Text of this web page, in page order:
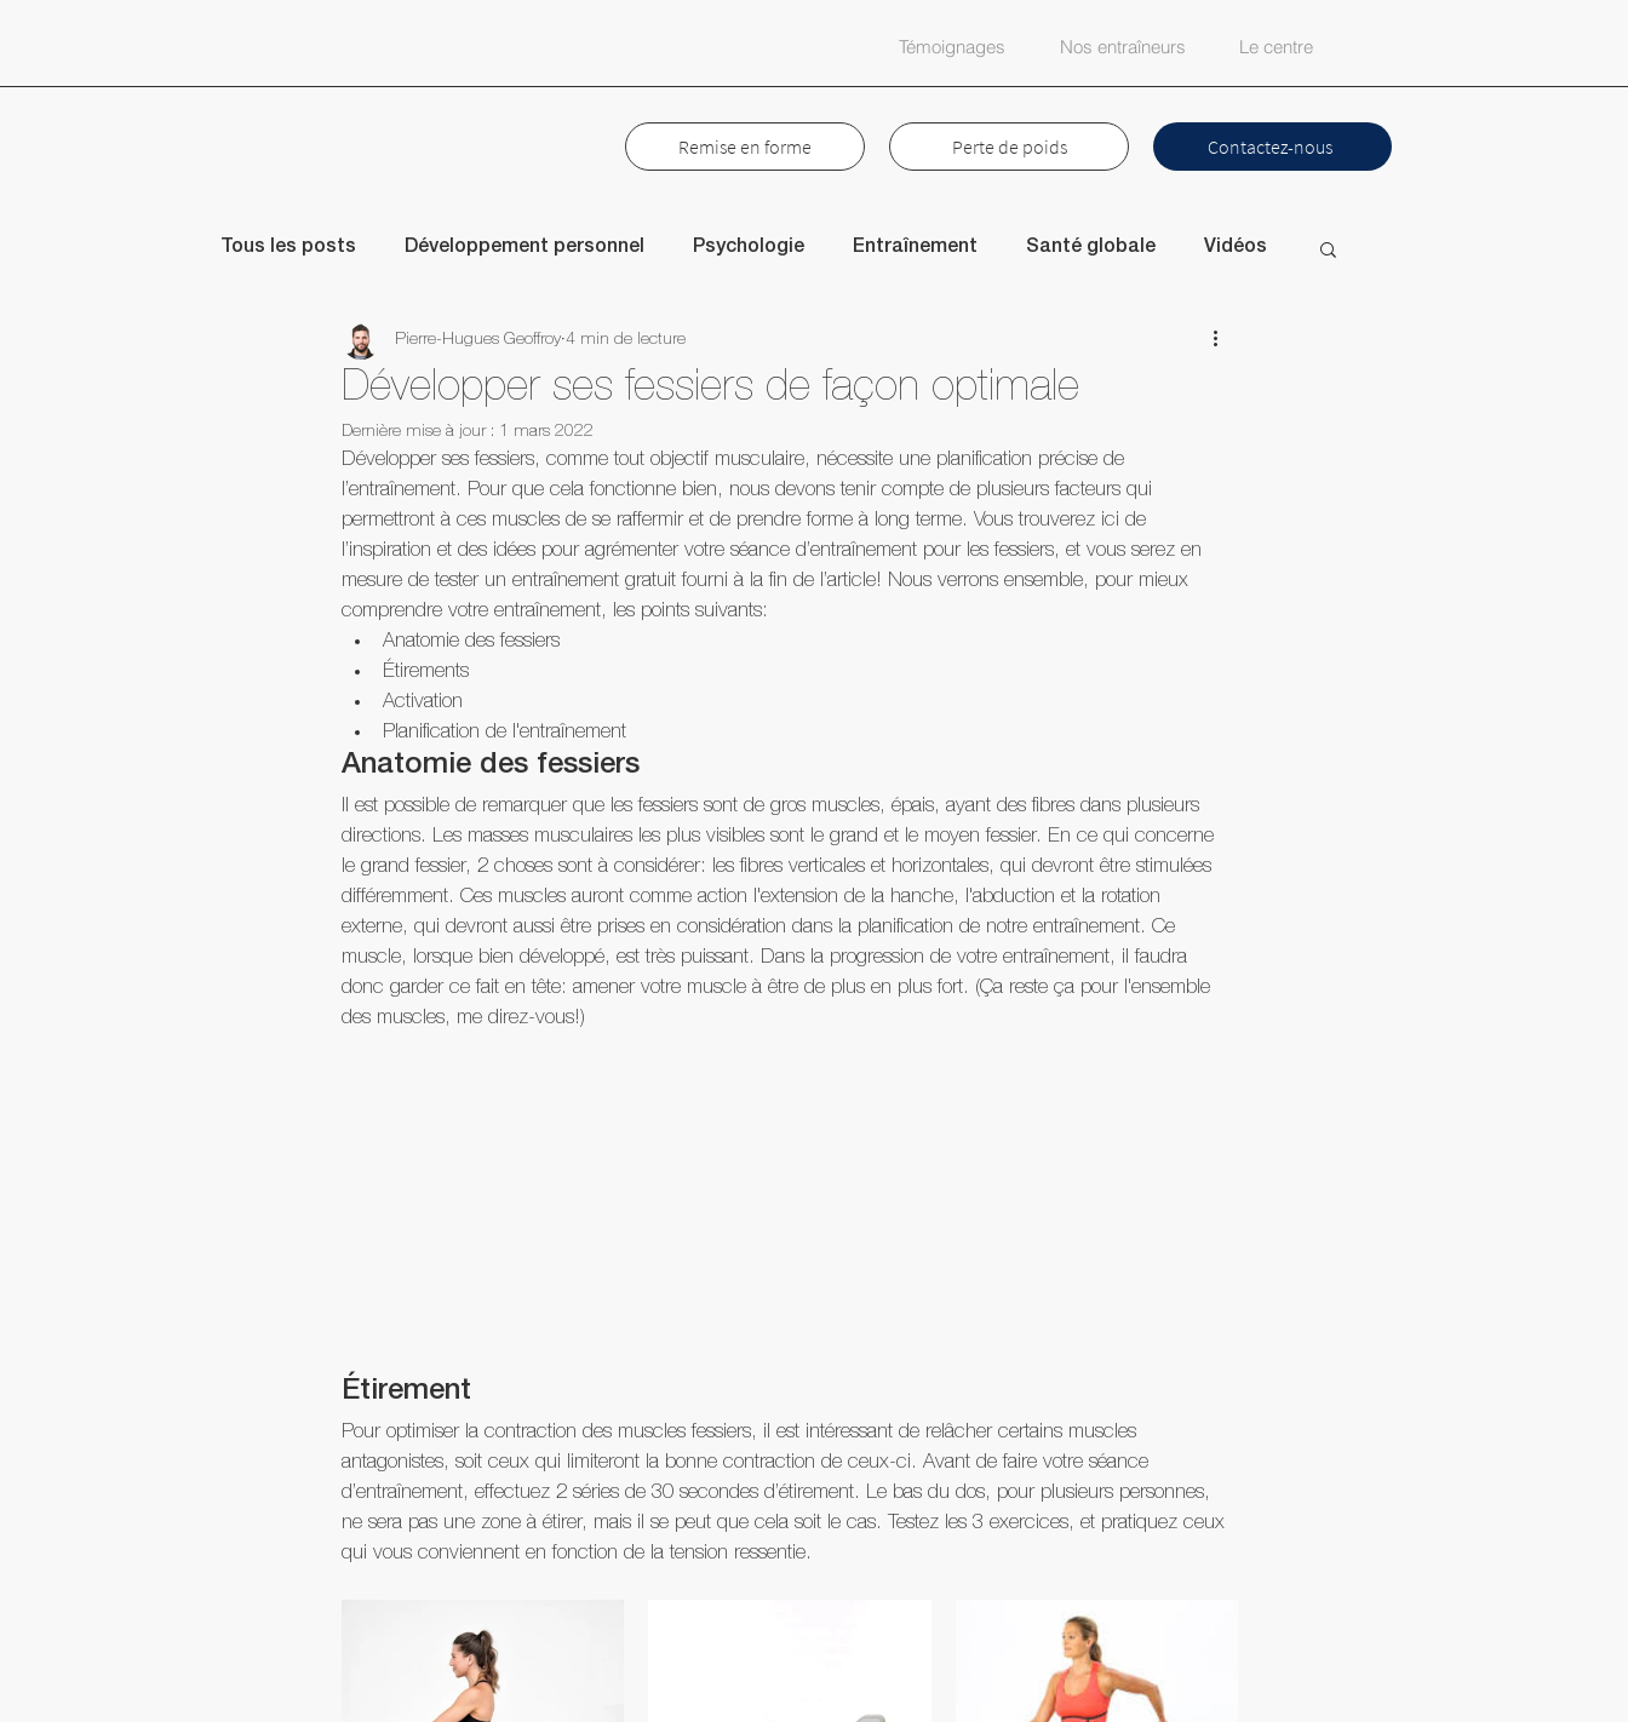
Témoignages Nos entraîneurs Le centre
Remise en forme Perte de poids Contactez-nous
Tous les posts Développement personnel Psychologie Entraînement Santé globale Vidéos
Articles Motivation Perte de poids
Facebook Live Pierre-Hugues Style de vie
Développer ses fessiers de façon optimale
Pierre-Hugues Geoffroy 4 min de lecture
Dernière mise à jour : 1 mars 2022
Développer ses fessiers, comme tout objectif musculaire, nécessite une planification précise de
l’entraînement. Pour que cela fonctionne bien, nous devons tenir compte de plusieurs facteurs qui
permettront à ces muscles de se raffermir et de prendre forme à long terme. Vous trouverez ici de
l’inspiration et des idées pour agrémenter votre séance d’entraînement pour les fessiers, et vous serez en
mesure de tester un entraînement gratuit fourni à la fin de l’article! Nous verrons ensemble, pour mieux
comprendre votre entraînement, les points suivants:
Anatomie des fessiers
Étirements
Activation
Planification de l'entraînement
Anatomie des fessiers
Il est possible de remarquer que les fessiers sont de gros muscles, épais, ayant des fibres dans plusieurs
directions. Les masses musculaires les plus visibles sont le grand et le moyen fessier. En ce qui concerne
le grand fessier, 2 choses sont à considérer: les fibres verticales et horizontales, qui devront être stimulées
différemment. Ces muscles auront comme action l'extension de la hanche, l'abduction et la rotation
externe, qui devront aussi être prises en considération dans la planification de notre entraînement. Ce
muscle, lorsque bien développé, est très puissant. Dans la progression de votre entraînement, il faudra
donc garder ce fait en tête: amener votre muscle à être de plus en plus fort. (Ça reste ça pour l'ensemble
des muscles, me direz-vous!)
Étirement
Pour optimiser la contraction des muscles fessiers, il est intéressant de relâcher certains muscles
antagonistes, soit ceux qui limiteront la bonne contraction de ceux-ci. Avant de faire votre séance
d’entraînement, effectuez 2 séries de 30 secondes d’étirement. Le bas du dos, pour plusieurs personnes,
ne sera pas une zone à étirer, mais il se peut que cela soit le cas. Testez les 3 exercices, et pratiquez ceux
qui vous conviennent en fonction de la tension ressentie.